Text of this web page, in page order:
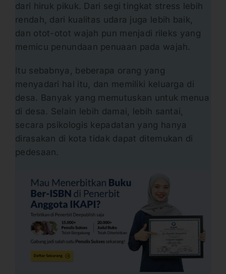
dari hiruk pikuk. Dari segi tingkat stress lebih
rendah, dari kualitas udara juga lebih baik,
dan otot-otot wajah pun menjadi rileks yang
memicu penundaan penuaan pada wajah.
Itu sebabnya, beberapa orang yang
menyadari hal itu, dan memiliki keluarga di
desa. Banyak yang memutuskan untuk menua
di desa. Selain lebih damai, lebih santai,
secara psikologis kepadatan yang hanya
dirasakan di kota tidak dapat ditemukan di
pedesaan.